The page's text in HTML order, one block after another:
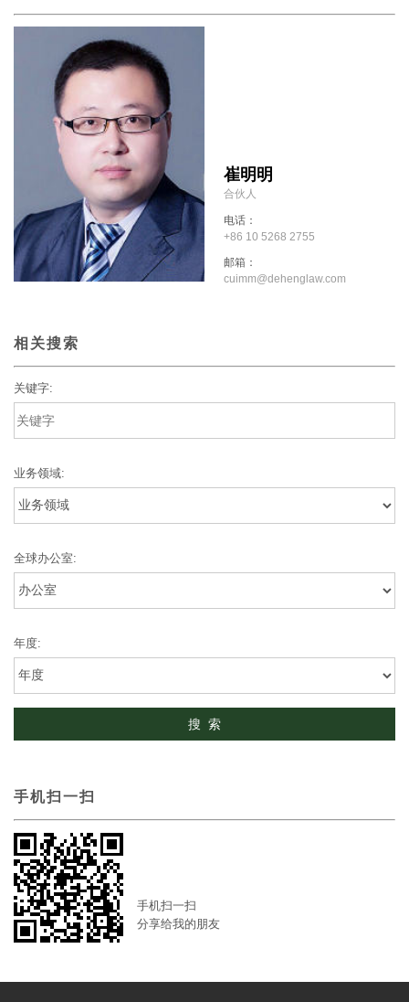
崔明明
合伙人
电话：
+86 10 5268 2755
邮箱：
cuimm@dehenglaw.com
相关搜索
关键字:
业务领域:
全球办公室:
年度:
手机扫一扫
手机扫一扫
分享给我的朋友